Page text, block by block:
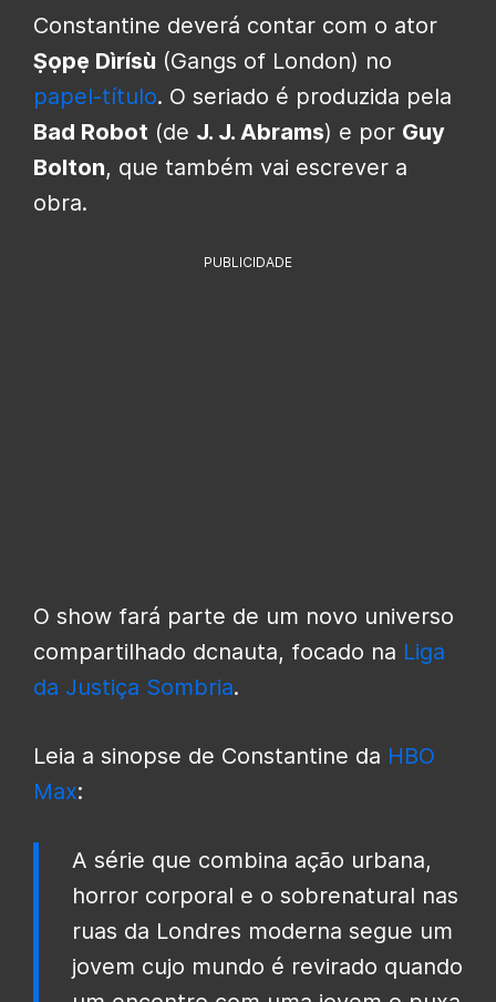
Constantine deverá contar com o ator
Ṣọpẹ Dìrísù (Gangs of London) no
papel-título. O seriado é produzida pela
Bad Robot (de J. J. Abrams) e por Guy
Bolton, que também vai escrever a
obra.
PUBLICIDADE
O show fará parte de um novo universo
compartilhado dcnauta, focado na Liga
da Justiça Sombria.
Leia a sinopse de Constantine da HBO
Max:
A série que combina ação urbana,
horror corporal e o sobrenatural nas
ruas da Londres moderna segue um
jovem cujo mundo é revirado quando